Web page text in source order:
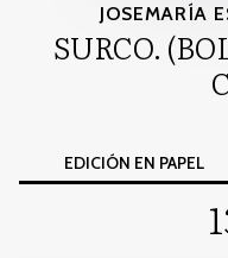
JOSEMARÍA
SURCO.
EDICIÓN EN PAPEL